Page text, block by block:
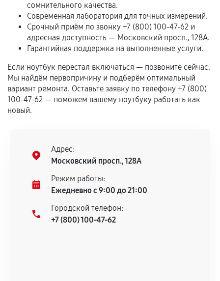
Программные сбои, если это не указано в
отдельных условиях.
Если комплектующие куплены
самостоятельно
Гарантия на выполненные работы может
сохраняться полностью или частично, если
техническим параметрам и не имеют внешних
дефектов.
Установка была выполнена нашим сервисным
центром.
При этом гарантия на сами комплектующие
остается на стороне производителя или
продавца. За качество сторонних деталей
сомнительного качества.
Современная лаборатория для точных измерений.
Срочный приём по звонку +7 (800) 100-47-62 и
адресная доступность — Московский просп., 128А.
Гарантийная поддержка на выполненные услуги.
Если ноутбук перестал включаться — позвоните сейчас.
Мы найдём первопричину и подберём оптимальный
вариант ремонта. Оставьте заявку по телефону +7 (800)
100-47-62 — поможем вашему ноутбуку работать как
новый.
Адрес:
Московский просп., 128А
Режим работы:
Ежедневно с 9:00 до 21:00
Городской телефон:
+7 (800) 100-47-62